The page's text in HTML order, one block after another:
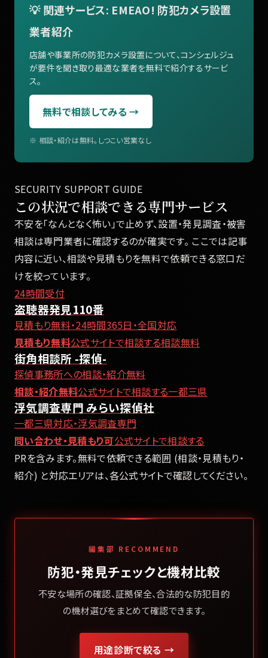
💡 関連サービス: EMEAO! 防犯カメラ設置
業者紹介
店舗や事業所の防犯カメラ設置について、コンシェルジュ
が要件を聞き取り最適な業者を無料で紹介するサービ
ス。
無料で相談してみる →
※ 相談・紹介は無料。しつこい営業なし
SECURITY SUPPORT GUIDE
この状況で相談できる専門サービス
不安を「なんとなく怖い」で止めず、設置・発見調査・被害
相談は専門業者に確認するのが確実です。 ここでは記事
内容に近い、相談や見積もりを無料で依頼できる窓口だ
けを絞っています。
24時間受付
盗聴器発見110番
見積もり無料・24時間365日・全国対応
見積もり無料公式サイトで相談する相談無料
街角相談所 -探偵-
探偵事務所への相談・紹介無料
相談・紹介無料公式サイトで相談する一都三県
浮気調査専門 みらい探偵社
一都三県対応・浮気調査専門
問い合わせ・見積もり可公式サイトで相談する
PRを含みます。無料で依頼できる範囲 (相談・見積もり・
紹介) と対応エリアは、各公式サイトで確認してください。
編集部 RECOMMEND
防犯・発見チェックと機材比較
不安な場所の確認、証拠保全、合法的な防犯目的
の機材選びをまとめて確認できます。
用途診断で絞る →